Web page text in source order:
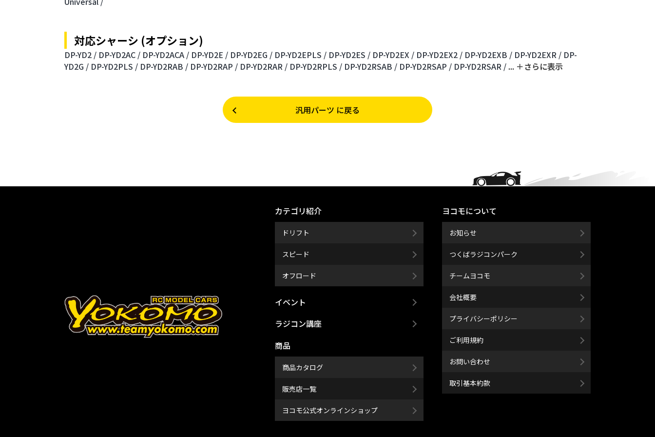
対応シャーシ (オプション)
DP-YD2 / DP-YD2AC / DP-YD2ACA / DP-YD2E / DP-YD2EG / DP-YD2EPLS / DP-YD2ES / DP-YD2EX / DP-YD2EX2 / DP-YD2EXB / DP-YD2EXR / DP-
YD2G / DP-YD2PLS / DP-YD2RAB / DP-YD2RAP / DP-YD2RAR / DP-YD2RPLS / DP-YD2RSAB / DP-YD2RSAP / DP-YD2RSAR / ... ＋さらに表⽰
汎用パーツ に戻る
カテゴリ紹介
ドリフト
スピード
オフロード
イベント
ラジコン講座
商品
商品カタログ
販売店一覧
ヨコモ公式オンラインショップ
ヨコモについて
お知らせ
つくばラジコンパーク
チームヨコモ
会社概要
プライバシーポリシー
ご利用規約
お問い合わせ
取引基本約款